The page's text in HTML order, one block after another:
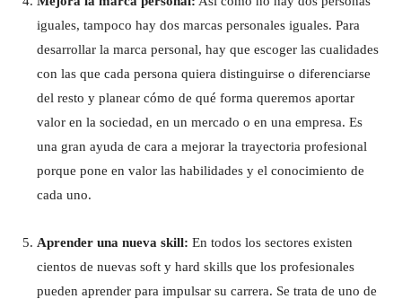
iguales, tampoco hay dos marcas personales iguales. Para
desarrollar la marca personal, hay que escoger las cualidades
con las que cada persona quiera distinguirse o diferenciarse
del resto y planear cómo de qué forma queremos aportar
valor en la sociedad, en un mercado o en una empresa. Es
una gran ayuda de cara a mejorar la trayectoria profesional
porque pone en valor las habilidades y el conocimiento de
cada uno.
Aprender una nueva skill: En todos los sectores existen
cientos de nuevas soft y hard skills que los profesionales
pueden aprender para impulsar su carrera. Se trata de uno de